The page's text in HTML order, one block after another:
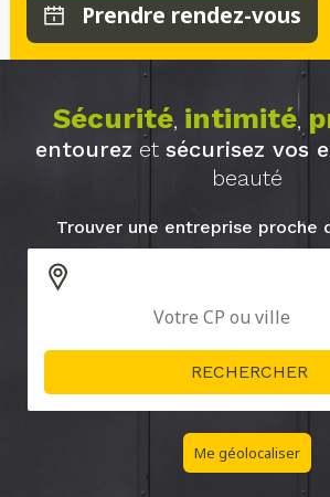
Prendre rendez-vous
Sécurité, intimité,
entourez et sécurisez vos
beauté
Trouver une entreprise proche
Me géolocaliser